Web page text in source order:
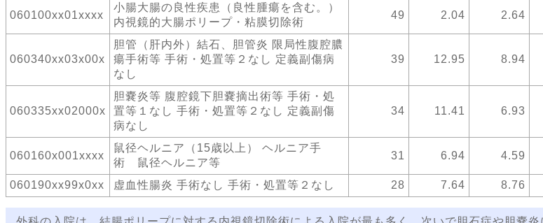
060100xx01xxxx
小腸大腸の良性疾患（良性腫瘍を含む。）
内視鏡的大腸ポリープ・粘膜切除術
49 2.04 2.64
060340xx03x00x
胆管（肝内外）結石、胆管炎 限局性腹腔膿
瘍手術等 手術・処置等２なし 定義副傷病
なし
39 12.95 8.94
060335xx02000x
胆嚢炎等 腹腔鏡下胆嚢摘出術等 手術・処
置等１なし 手術・処置等２なし 定義副傷
病なし
34 11.41 6.93
060160x001xxxx
鼠径ヘルニア（15歳以上） ヘルニア手
術 鼠径ヘルニア等
31 6.94 4.59
060190xx99x0xx 虚血性腸炎 手術なし 手術・処置等２なし 28 7.64 8.76